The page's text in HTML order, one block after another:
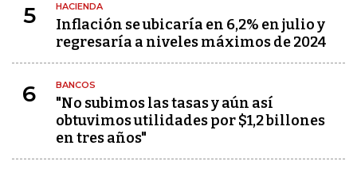
5 HACIENDA
Inflación se ubicaría en 6,2% en julio y
regresaría a niveles máximos de 2024
6 BANCOS
"No subimos las tasas y aún así
obtuvimos utilidades por $1,2 billones
en tres años"